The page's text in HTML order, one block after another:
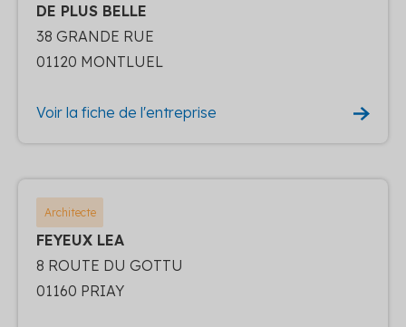
DE PLUS BELLE
38 GRANDE RUE
01120 MONTLUEL
Voir la fiche de l'entreprise
Architecte
FEYEUX LEA
8 ROUTE DU GOTTU
01160 PRIAY